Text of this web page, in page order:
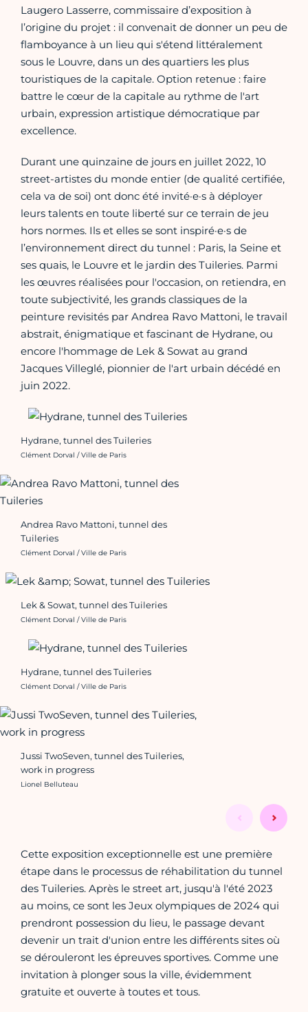
Laugero Lasserre, commissaire d’exposition à
l’origine du projet : il convenait de donner un peu de
flamboyance à un lieu qui s'étend littéralement
sous le Louvre, dans un des quartiers les plus
touristiques de la capitale. Option retenue : faire
battre le cœur de la capitale au rythme de l'art
urbain, expression artistique démocratique par
excellence.
Durant une quinzaine de jours en juillet 2022, 10
street-artistes du monde entier (de qualité certifiée,
cela va de soi) ont donc été invité·e·s à déployer
leurs talents en toute liberté sur ce terrain de jeu
hors normes. Ils et elles se sont inspiré·e·s de
l’environnement direct du tunnel : Paris, la Seine et
ses quais, le Louvre et le jardin des Tuileries. Parmi
les œuvres réalisées pour l'occasion, on retiendra, en
toute subjectivité, les grands classiques de la
peinture revisités par Andrea Ravo Mattoni, le travail
abstrait, énigmatique et fascinant de Hydrane, ou
encore l'hommage de Lek & Sowat au grand
Jacques Villeglé, pionnier de l'art urbain décédé en
juin 2022.
Hydrane, tunnel des Tuileries
Crédit photo :
Clément Dorval / Ville de Paris
Andrea Ravo Mattoni, tunnel des
Tuileries
Crédit photo :
Clément Dorval / Ville de Paris
Lek & Sowat, tunnel des Tuileries
Crédit photo :
Clément Dorval / Ville de Paris
Hydrane, tunnel des Tuileries
Crédit photo :
Clément Dorval / Ville de Paris
Jussi TwoSeven, tunnel des Tuileries,
work in progress
Crédit photo :
Lionel Belluteau
Cette exposition exceptionnelle est une première
étape dans le processus de réhabilitation du tunnel
des Tuileries. Après le street art, jusqu'à l'été 2023
au moins, ce sont les Jeux olympiques de 2024 qui
prendront possession du lieu, le passage devant
devenir un trait d'union entre les différents sites où
se dérouleront les épreuves sportives. Comme une
invitation à plonger sous la ville, évidemment
gratuite et ouverte à toutes et tous.